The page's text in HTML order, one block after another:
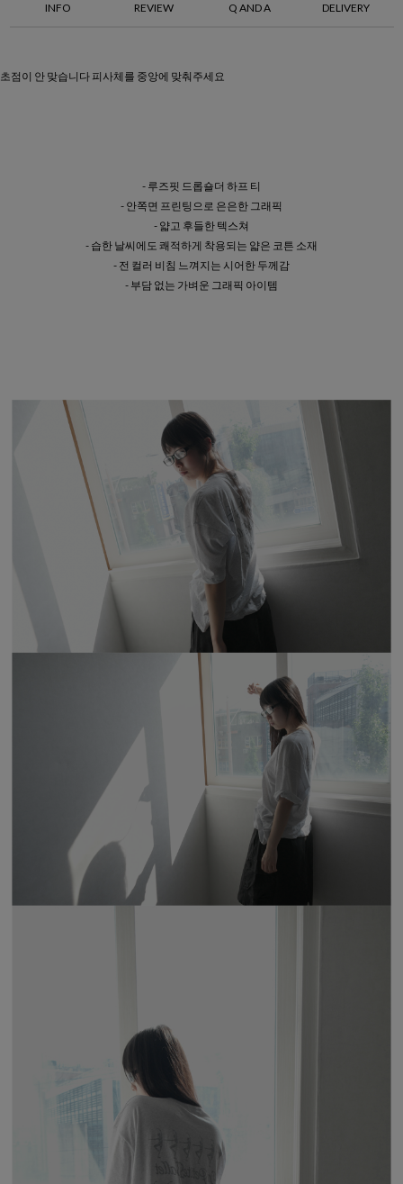
INFO REVIEW Q AND A DELIVERY
초점이 안 맞습니다 피사체를 중앙에 맞춰주세요
- 루즈핏 드롭숄더 하프 티
- 안쪽면 프린팅으로 은은한 그래픽
- 얇고 후들한 텍스쳐
- 습한 날씨에도 쾌적하게 착용되는 얇은 코튼 소재
- 전 컬러 비침 느껴지는 시어한 두께감
- 부담 없는 가벼운 그래픽 아이템